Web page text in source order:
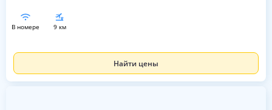
в номере 9 км
Найти цены